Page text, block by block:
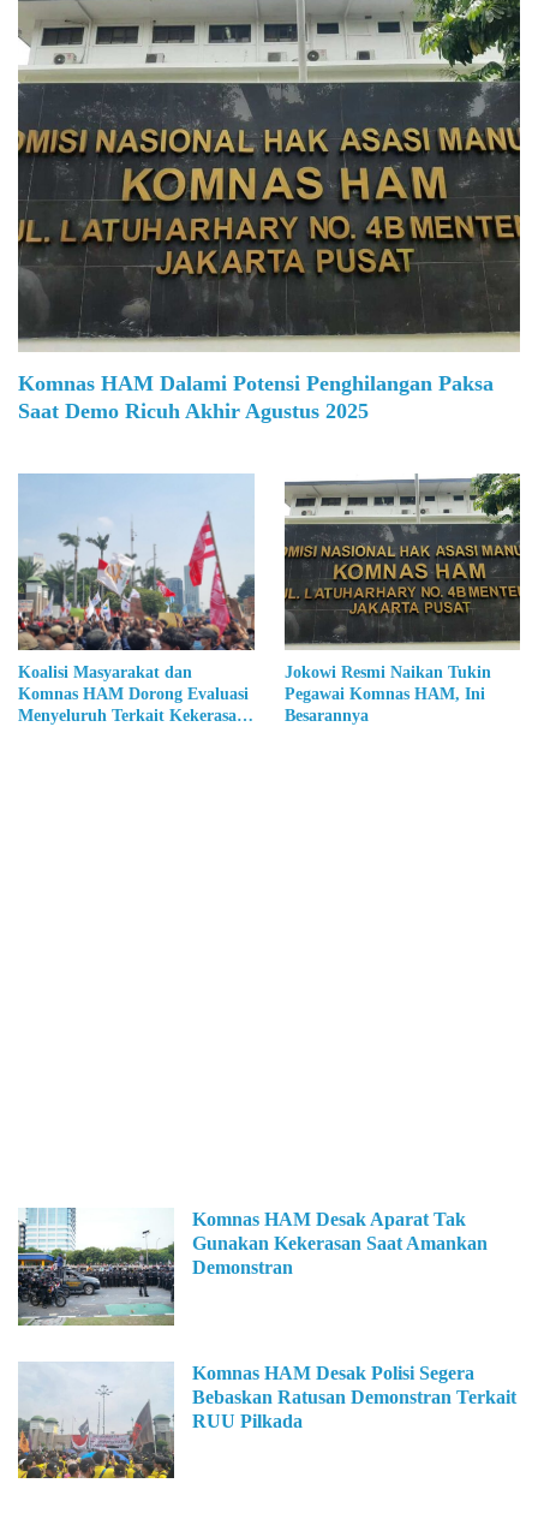
Komnas HAM Dalami Potensi Penghilangan Paksa
Saat Demo Ricuh Akhir Agustus 2025
Koalisi Masyarakat dan
Komnas HAM Dorong Evaluasi
Menyeluruh Terkait Kekerasan
Jokowi Resmi Naikan Tukin
Pegawai Komnas HAM, Ini
Besarannya
Komnas HAM Desak Aparat Tak
Gunakan Kekerasan Saat Amankan
Demonstran
Komnas HAM Desak Polisi Segera
Bebaskan Ratusan Demonstran Terkait
RUU Pilkada